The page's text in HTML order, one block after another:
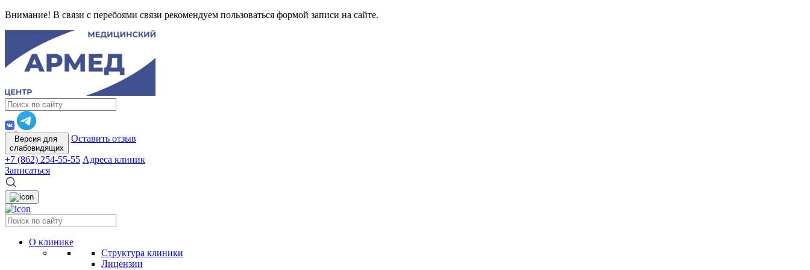
Внимание! В связи с перебоями связи рекомендуем пользоваться формой записи на сайте.
Версия для
слабовидящих
Оставить отзыв
+7 (862) 254-55-55 Адреса клиник
Записаться
О клинике
Структура клиники
Лицензии